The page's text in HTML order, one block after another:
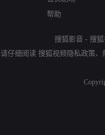
帮助
搜狐影音 - 搜
请仔细阅读 搜狐视频隐私政策、